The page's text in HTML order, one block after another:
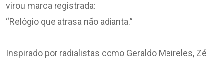
virou marca registrada:
“Relógio que atrasa não adianta.”
Inspirado por radialistas como Geraldo Meireles, Zé